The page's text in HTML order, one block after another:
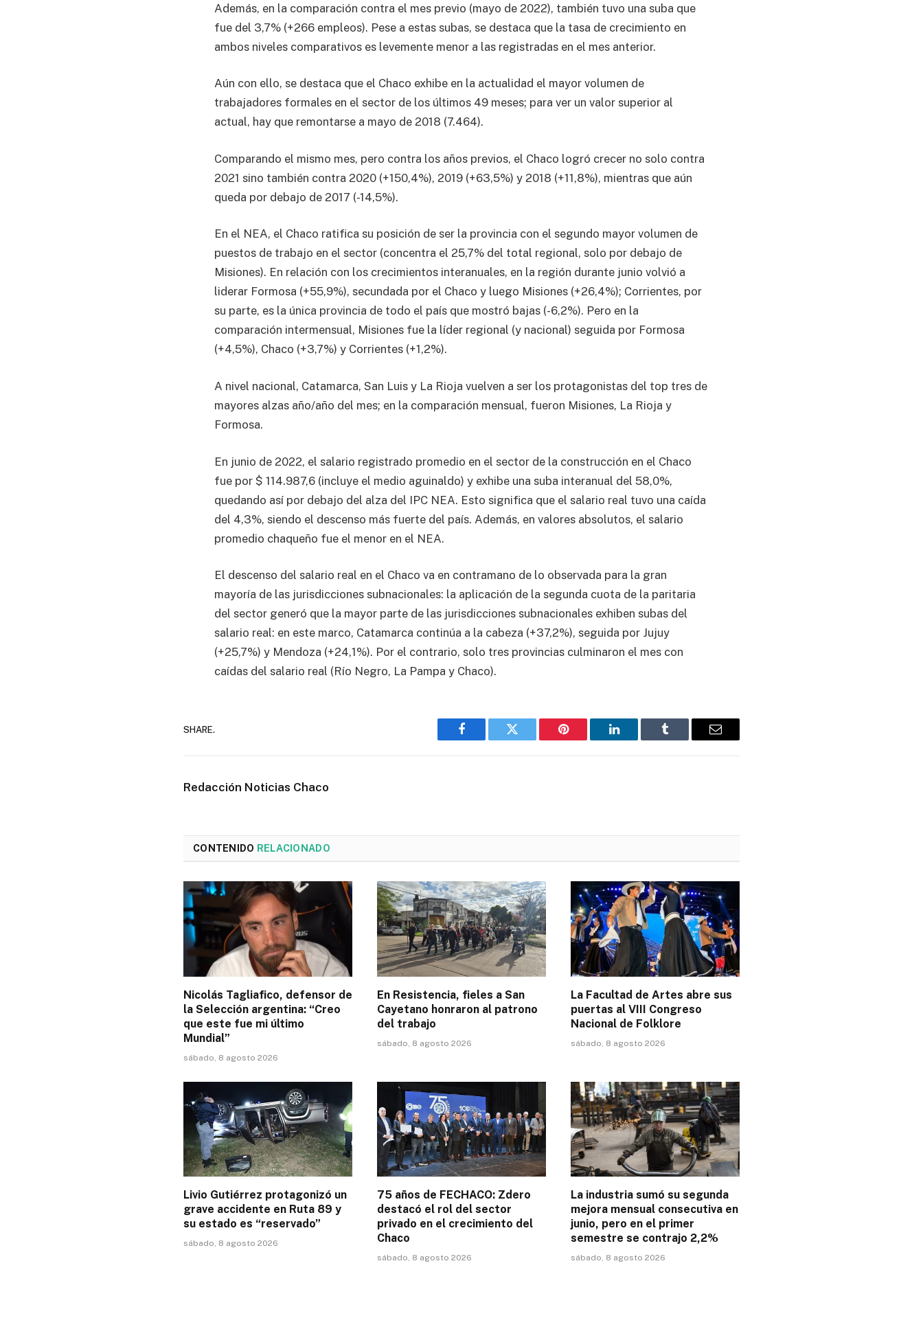
Además, en la comparación contra el mes previo (mayo de 2022), también tuvo una suba que
fue del 3,7% (+266 empleos). Pese a estas subas, se destaca que la tasa de crecimiento en
ambos niveles comparativos es levemente menor a las registradas en el mes anterior.
Aún con ello, se destaca que el Chaco exhibe en la actualidad el mayor volumen de
trabajadores formales en el sector de los últimos 49 meses; para ver un valor superior al
actual, hay que remontarse a mayo de 2018 (7.464).
Comparando el mismo mes, pero contra los años previos, el Chaco logró crecer no solo contra
2021 sino también contra 2020 (+150,4%), 2019 (+63,5%) y 2018 (+11,8%), mientras que aún
queda por debajo de 2017 (-14,5%).
En el NEA, el Chaco ratifica su posición de ser la provincia con el segundo mayor volumen de
puestos de trabajo en el sector (concentra el 25,7% del total regional, solo por debajo de
Misiones). En relación con los crecimientos interanuales, en la región durante junio volvió a
liderar Formosa (+55,9%), secundada por el Chaco y luego Misiones (+26,4%); Corrientes, por
su parte, es la única provincia de todo el país que mostró bajas (-6,2%). Pero en la
comparación intermensual, Misiones fue la líder regional (y nacional) seguida por Formosa
(+4,5%), Chaco (+3,7%) y Corrientes (+1,2%).
A nivel nacional, Catamarca, San Luis y La Rioja vuelven a ser los protagonistas del top tres de
mayores alzas año/año del mes; en la comparación mensual, fueron Misiones, La Rioja y
Formosa.
En junio de 2022, el salario registrado promedio en el sector de la construcción en el Chaco
fue por $ 114.987,6 (incluye el medio aguinaldo) y exhibe una suba interanual del 58,0%,
quedando así por debajo del alza del IPC NEA. Esto significa que el salario real tuvo una caída
del 4,3%, siendo el descenso más fuerte del país. Además, en valores absolutos, el salario
promedio chaqueño fue el menor en el NEA.
El descenso del salario real en el Chaco va en contramano de lo observada para la gran
mayoría de las jurisdicciones subnacionales: la aplicación de la segunda cuota de la paritaria
del sector generó que la mayor parte de las jurisdicciones subnacionales exhiben subas del
salario real: en este marco, Catamarca continúa a la cabeza (+37,2%), seguida por Jujuy
(+25,7%) y Mendoza (+24,1%). Por el contrario, solo tres provincias culminaron el mes con
caídas del salario real (Río Negro, La Pampa y Chaco).
SHARE.
Facebook Twitter Pinterest LinkedIn Tumblr Email
Redacción Noticias Chaco
CONTENIDO RELACIONADO
Nicolás Tagliafico, defensor de
la Selección argentina: “Creo
que este fue mi último
Mundial”
sábado, 8 agosto 2026
En Resistencia, fieles a San
Cayetano honraron al patrono
del trabajo
sábado, 8 agosto 2026
La Facultad de Artes abre sus
puertas al VIII Congreso
Nacional de Folklore
sábado, 8 agosto 2026
Livio Gutiérrez protagonizó un
grave accidente en Ruta 89 y
su estado es “reservado”
sábado, 8 agosto 2026
75 años de FECHACO: Zdero
destacó el rol del sector
privado en el crecimiento del
Chaco
sábado, 8 agosto 2026
La industria sumó su segunda
mejora mensual consecutiva en
junio, pero en el primer
semestre se contrajo 2,2%
sábado, 8 agosto 2026